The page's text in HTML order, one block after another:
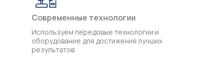
Используем передовые технологии и
оборудование для достижения лучших
результатов
Современные технологии